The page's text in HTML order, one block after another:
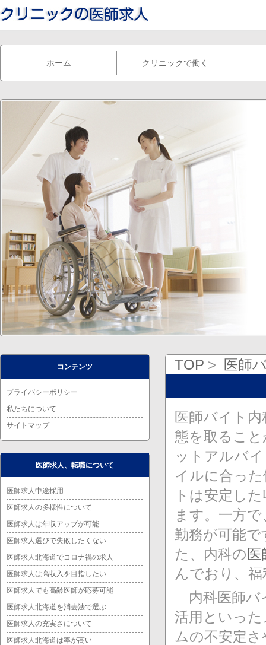
ホーム クリニックで働く
TOP 医師
医師バイト
態を取るこ
ットアルバ
イルに合っ
トは安定し
ます。一方
勤務が可能
た、内科の医
んでおり、
内科医師バ
活用といっ
ムの不安定
コンテンツ
プライバシーポリシー
私たちについて
サイトマップ
医師求人、転職について
医師求人中途採用
医師求人の多様性について
医師求人は年収アップが可能
医師求人選びで失敗したくない
医師求人北海道でコロナ禍の求人
医師求人は高収入を目指したい
医師求人でも高齢医師が応募可能
医師求人北海道を消去法で選ぶ
医師求人の充実さについて
医師求人北海道は率が高い